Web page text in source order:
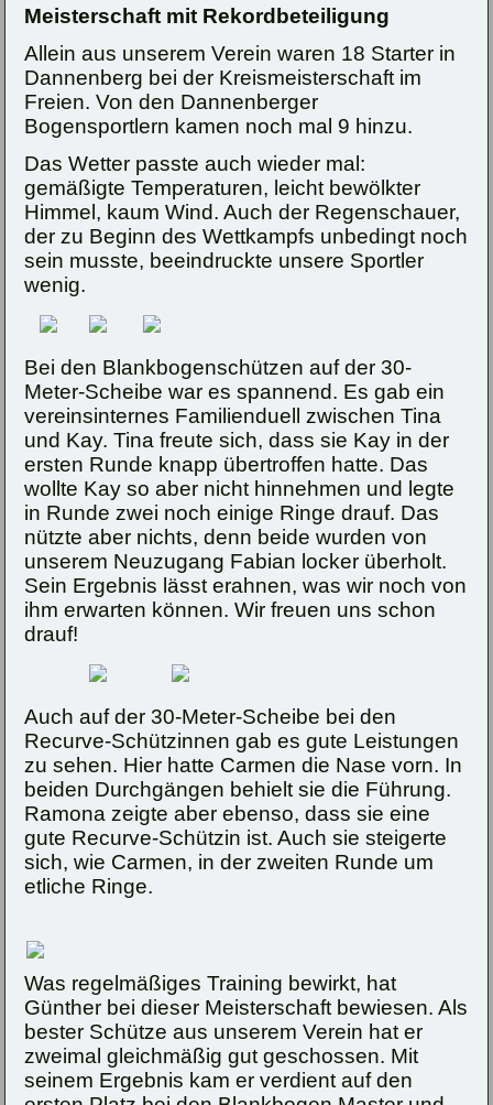
Meisterschaft mit Rekordbeteiligung
Allein aus unserem Verein waren 18 Starter in
Dannenberg bei der Kreismeisterschaft im
Freien. Von den Dannenberger
Bogensportlern kamen noch mal 9 hinzu.
Das Wetter passte auch wieder mal:
gemäßigte Temperaturen, leicht bewölkter
Himmel, kaum Wind. Auch der Regenschauer,
der zu Beginn des Wettkampfs unbedingt noch
sein musste, beeindruckte unsere Sportler
wenig.
Bei den Blankbogenschützen auf der 30-
Meter-Scheibe war es spannend. Es gab ein
vereinsinternes Familienduell zwischen Tina
und Kay. Tina freute sich, dass sie Kay in der
ersten Runde knapp übertroffen hatte. Das
wollte Kay so aber nicht hinnehmen und legte
in Runde zwei noch einige Ringe drauf. Das
nützte aber nichts, denn beide wurden von
unserem Neuzugang Fabian locker überholt.
Sein Ergebnis lässt erahnen, was wir noch von
ihm erwarten können. Wir freuen uns schon
drauf!
Auch auf der 30-Meter-Scheibe bei den
Recurve-Schützinnen gab es gute Leistungen
zu sehen. Hier hatte Carmen die Nase vorn. In
beiden Durchgängen behielt sie die Führung.
Ramona zeigte aber ebenso, dass sie eine
gute Recurve-Schützin ist. Auch sie steigerte
sich, wie Carmen, in der zweiten Runde um
etliche Ringe.
Was regelmäßiges Training bewirkt, hat
Günther bei dieser Meisterschaft bewiesen. Als
bester Schütze aus unserem Verein hat er
zweimal gleichmäßig gut geschossen. Mit
seinem Ergebnis kam er verdient auf den